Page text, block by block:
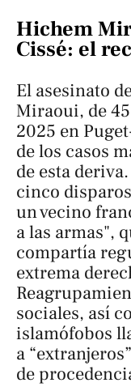
Hichem
Cissé: el
El asesinato
Miraoui, de
2025 en
de los casos
de esta
cinco
un vecino
a las armas",
compartía
extrema
sociales, así
islamófobos
a
de